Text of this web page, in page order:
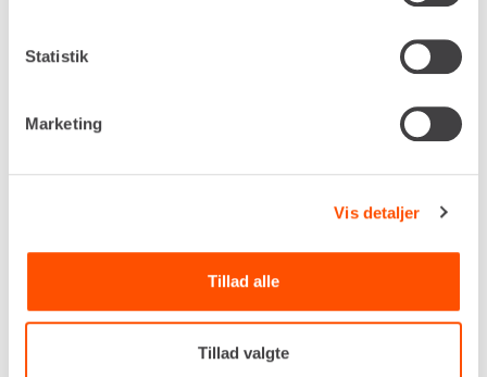
Statistik
Marketing
Vis detaljer
Tillad alle
Tillad valgte
BUNDSEKTION 195 X 200 CM